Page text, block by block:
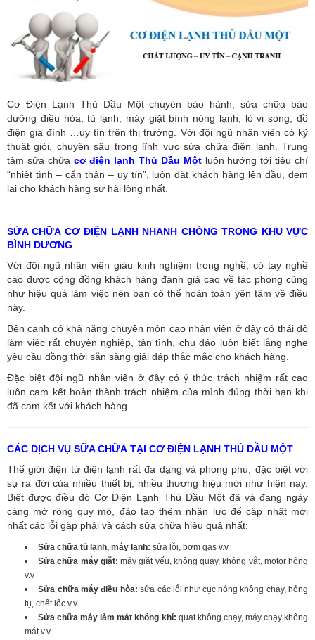
Cơ Điện Lạnh Thủ Dầu Một chuyên bảo hành, sửa chữa bảo
dưỡng điều hòa, tủ lạnh, máy giặt bình nóng lạnh, lò vi song, đồ
điện gia đình …uy tín trên thị trường. Với đội ngũ nhân viên có kỹ
thuật giỏi, chuyên sâu trong lĩnh vực sửa chữa điện lạnh. Trung
tâm sửa chữa cơ điện lạnh Thủ Dầu Mộtluôn hướng tới tiêu chí
“nhiệt tình – cẩn thận – uy tín”, luôn đặt khách hàng lên đầu, đem
lại cho khách hàng sự hài lòng nhất.
SỬA CHỮA CƠ ĐIỆN LẠNH NHANH CHÓNG TRONG KHU VỰC
BÌNH DƯƠNG
Với đội ngũ nhân viên giàu kinh nghiệm trong nghề, có tay nghề
cao được cộng đồng khách hàng đánh giá cao về tác phong cũng
như hiệu quả làm việc nên bạn có thể hoàn toàn yên tâm về điều
này.
Bên cạnh có khả năng chuyên môn cao nhân viên ở đây có thái độ
làm việc rất chuyên nghiệp, tận tình, chu đáo luôn biết lắng nghe
yêu cầu đồng thời sẵn sàng giải đáp thắc mắc cho khách hàng.
Đặc biệt đội ngũ nhân viên ở đây có ý thức trách nhiệm rất cao
luôn cam kết hoàn thành trách nhiệm của mình đúng thời hạn khi
đã cam kết với khách hàng.
CÁC DỊCH VỤ SỮA CHỮA TẠI CƠ ĐIỆN LẠNH THỦ DẦU MỘT
Thế giới điện tử điện lạnh rất đa dạng và phong phú, đặc biệt với
sự ra đời của nhiều thiết bị, nhiều thương hiệu mới như hiện nay.
Biết được điều đó Cơ Điện Lạnh Thủ Dầu Một đã và đang ngày
càng mở rộng quy mô, đào tạo thêm nhân lực để cập nhật mới
nhất các lỗi gặp phải và cách sửa chữa hiệu quả nhất:
Sửa chữa tủ lạnh, máy lạnh: sửa lỗi, bơm gas v.v
Sửa chữa máy giặt:máy giặt yếu, không quay, không vắt, motor hỏng
v.v
Sửa chữa máy điều hòa: sửa các lỗi như cục nóng không chạy, hỏng
tụ, chết lốc v.v
Sửa chữa máy làm mát không khí: quạt không chạy, máy chạy không
mát v.v